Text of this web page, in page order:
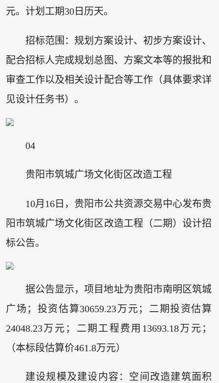
元。计划工期30日历天。
招标范围：规划方案设计、初步方案设计、
配合招标人完成规划总图、方案文本等的报批和
审查工作以及相关设计配合等工作（具体要求详
见设计任务书）。
04
贵阳市筑城广场文化街区改造工程
10月16日，贵阳市公共资源交易中心发布贵
阳市筑城广场文化街区改造工程（二期）设计招
标公告。
据公告显示，项目地址为贵阳市南明区筑城
广场；投资估算30659.23万元；二期投资估算
24048.23万元；二期工程费用13693.18万元；
（本标段估算价461.8万元）
建设规模及建设内容：空间改造建筑面积